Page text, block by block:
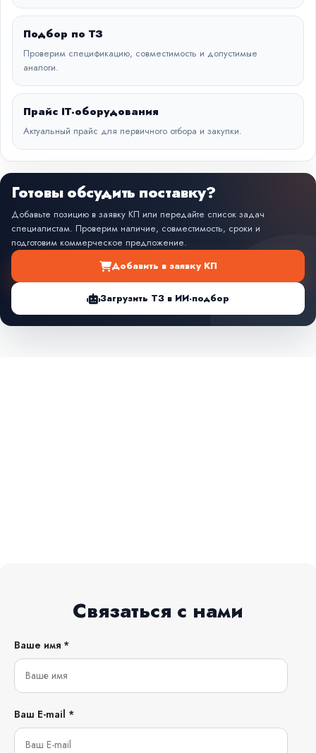
Подбор по ТЗ
Проверим спецификацию, совместимость и допустимые
аналоги.
Прайс IT-оборудования
Актуальный прайс для первичного отбора и закупки.
Готовы обсудить поставку?
Добавьте позицию в заявку КП или передайте список задач
специалистам. Проверим наличие, совместимость, сроки и
подготовим коммерческое предложение.
Добавить в заявку КП
Загрузить ТЗ в ИИ-подбор
Связаться с нами
Ваше имя *
Ваш E-mail *